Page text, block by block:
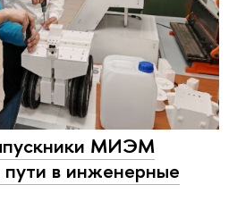
МИЭМ
в инженерные